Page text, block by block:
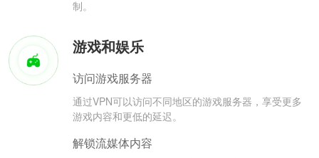
制。
游戏和娱乐
访问游戏服务器
通过VPN可以访问不同地区的游戏服务器，享受更多
游戏内容和更低的延迟。
解锁流媒体内容